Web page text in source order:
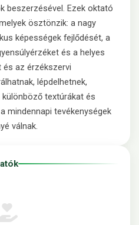
beszerzésével. Ezek oktató
ösztönzik: a nagy
képességek fejlődését, a
és a helyes
az érzékszervi
lépdelhetnek,
textúrákat és
mindennapi tevékenységek
válnak.